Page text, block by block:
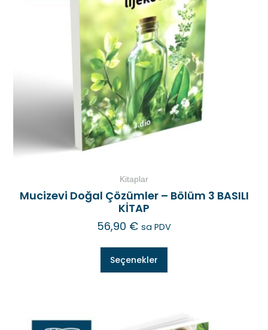
Kitaplar
Mucizevi Doğal Çözümler – Bölüm 3 BASILI
KİTAP
56,90 € sa PDV
Seçenekler